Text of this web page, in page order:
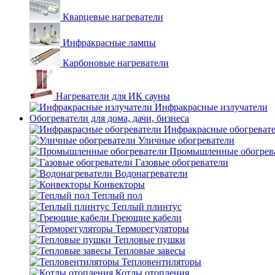
Кварцевые нагреватели
Инфракрасные лампы
Карбоновые нагреватели
Нагреватели для ИК сауны
Инфракрасные излучатели
Обогреватели для дома, дачи, бизнеса
Инфракрасные
Уличные обогреватели
Промышленные
Газовые обогреватели
Водонагреватели
Конвекторы
Теплый пол
Теплый плинтус
Греющие кабели
Терморегуляторы
Тепловые пушки
Тепловые завесы
Тепловентиляторы
Котлы отопления